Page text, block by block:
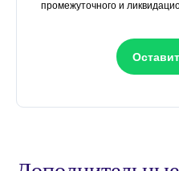
промежуточного и